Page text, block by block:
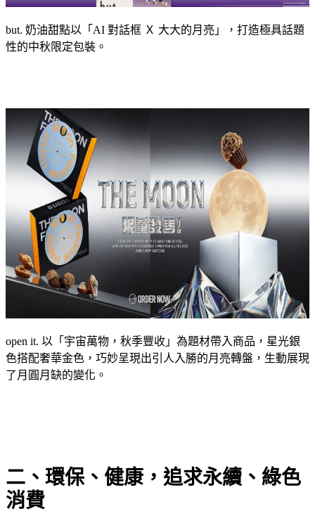
but. 奶油甜點以「AI 對話框 Ｘ 大大的月亮」，打造極具話題
性的中秋限定包裝。
open it. 以「宇宙萬物，秋季豐收」為題材帶入商品，星光銀
色搭配奢華金色，巧妙呈現出引人入勝的月亮轉盤，生動展現
了月圓月缺的變化。
二、環保、健康，追求永續、綠色
消費